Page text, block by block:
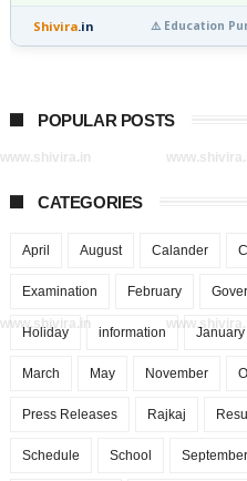
Shivira.in ⚠️ Education
POPULAR POSTS
CATEGORIES
April August Calander
Examination February
Holiday information January
March May November
Press Releases Rajkaj
Schedule School September
www.shivira.in
www.shivira.in